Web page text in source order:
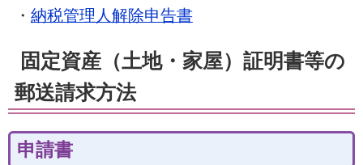
・ 納税管理人解除申告書
固定資産（土地・家屋）証明書等の
郵送請求方法
申請書